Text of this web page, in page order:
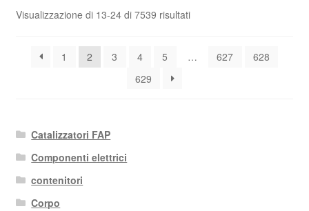
Visualizzazione di 13-24 di 7539 risultatiOrdina
al
1 2 3 4 5 … 627
628
629
Catalizzatori FAP
Componenti elettrici
contenitori
Corpo